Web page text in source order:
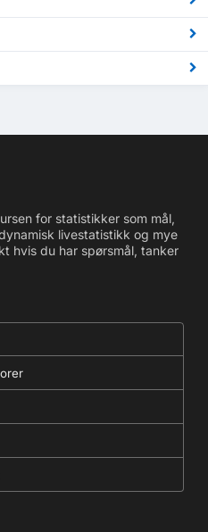
for statistikker som mål,
livestatistikk og mye
hvis du har spørsmål, tanker